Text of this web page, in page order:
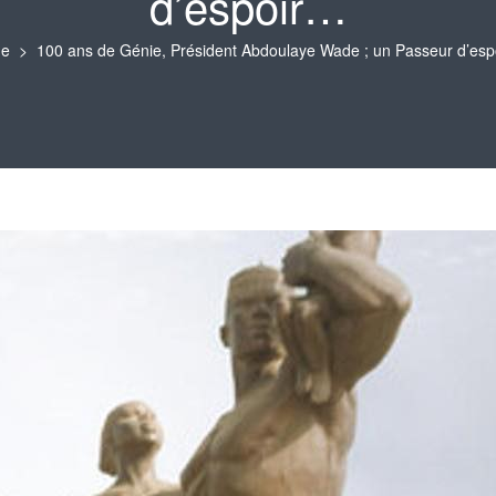
100 ans de Génie, Président Abdoulaye Wade ; un Passeur